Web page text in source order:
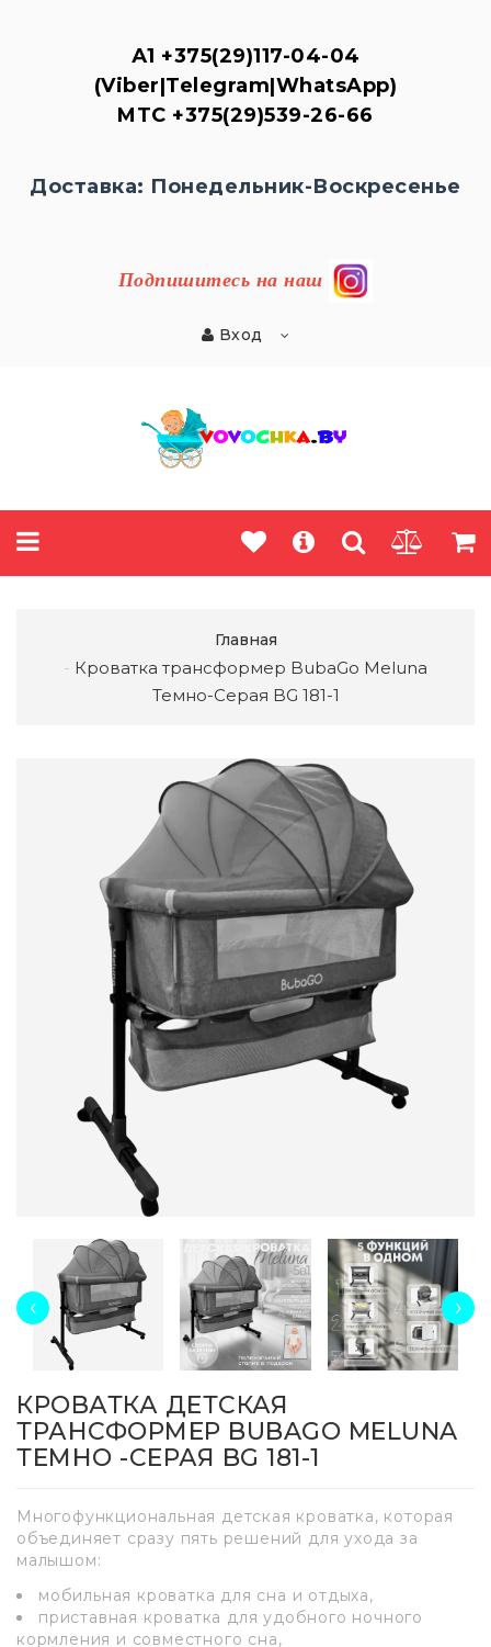
А1 +375(29)117-04-04
(Viber|Telegram|WhatsApp)
MTC +375(29)539-26-66
Доставка: Понедельник-Воскресенье
Подпишитесь на наш
Вход
Главная
Кроватка трансформер BubaGo Meluna
Темно-Серая BG 181-1
‹ ›
КРОВАТКА ДЕТСКАЯ
ТРАНСФОРМЕР BUBAGO MELUNA
ТЕМНО -СЕРАЯ BG 181-1
Многофункциональная детская кроватка, которая
объединяет сразу пять решений для ухода за
малышом:
мобильная кроватка для сна и отдыха,
приставная кроватка для удобного ночного
кормления и совместного сна,